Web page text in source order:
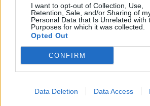
I want to opt-out of Collection, Use,
Retention, Sale, and/or Sharing of
Personal Data that Is Unrelated with
Purposes for which it was collected.
Opted Out
CONFIRM
Data Deletion Data Access
οι τουρίστες κι εμείς δεν
παραγγέλνουμε
7 Αυγούστου 2026 21:13
ΕΛΛΑΔΑ
«Στέρεψε» η αγορά από
7 Αυγούστου 2026 21:07